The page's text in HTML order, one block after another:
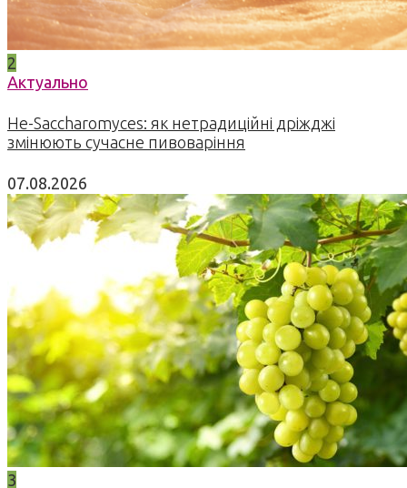
2
Актуально
Не-Saccharomyces: як нетрадиційні дріжджі
змінюють сучасне пивоваріння
07.08.2026
3